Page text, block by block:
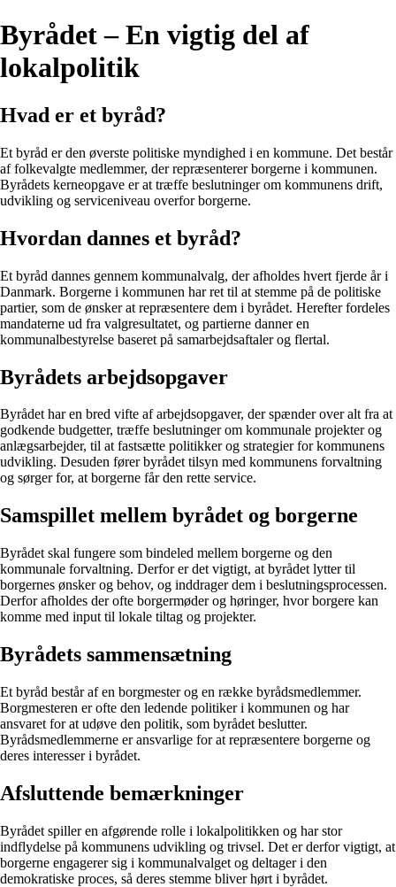
Byrådet – En vigtig del af
lokalpolitik
Hvad er et byråd?
Et byråd er den øverste politiske myndighed i en kommune. Det består
af folkevalgte medlemmer, der repræsenterer borgerne i kommunen.
Byrådets kerneopgave er at træffe beslutninger om kommunens drift,
udvikling og serviceniveau overfor borgerne.
Hvordan dannes et byråd?
Et byråd dannes gennem kommunalvalg, der afholdes hvert fjerde år i
Danmark. Borgerne i kommunen har ret til at stemme på de politiske
partier, som de ønsker at repræsentere dem i byrådet. Herefter fordeles
mandaterne ud fra valgresultatet, og partierne danner en
kommunalbestyrelse baseret på samarbejdsaftaler og flertal.
Byrådets arbejdsopgaver
Byrådet har en bred vifte af arbejdsopgaver, der spænder over alt fra at
godkende budgetter, træffe beslutninger om kommunale projekter og
anlægsarbejder, til at fastsætte politikker og strategier for kommunens
udvikling. Desuden fører byrådet tilsyn med kommunens forvaltning
og sørger for, at borgerne får den rette service.
Samspillet mellem byrådet og borgerne
Byrådet skal fungere som bindeled mellem borgerne og den
kommunale forvaltning. Derfor er det vigtigt, at byrådet lytter til
borgernes ønsker og behov, og inddrager dem i beslutningsprocessen.
Derfor afholdes der ofte borgermøder og høringer, hvor borgere kan
komme med input til lokale tiltag og projekter.
Byrådets sammensætning
Et byråd består af en borgmester og en række byrådsmedlemmer.
Borgmesteren er ofte den ledende politiker i kommunen og har
ansvaret for at udøve den politik, som byrådet beslutter.
Byrådsmedlemmerne er ansvarlige for at repræsentere borgerne og
deres interesser i byrådet.
Afsluttende bemærkninger
Byrådet spiller en afgørende rolle i lokalpolitikken og har stor
indflydelse på kommunens udvikling og trivsel. Det er derfor vigtigt, at
borgerne engagerer sig i kommunalvalget og deltager i den
demokratiske proces, så deres stemme bliver hørt i byrådet.